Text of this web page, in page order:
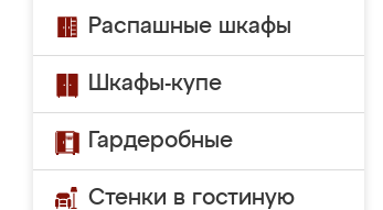
Распашные шкафы
Шкафы-купе
Гардеробные
Стенки в гостиную